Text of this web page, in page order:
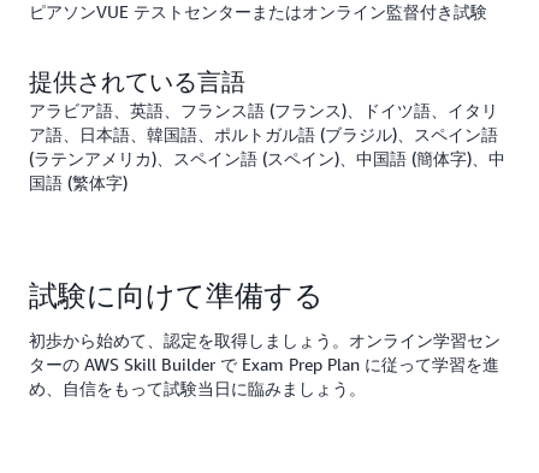
ピアソンVUE テストセンターまたはオンライン監督付き試験
提供されている言語
アラビア語、英語、フランス語 (フランス)、ドイツ語、イタリ
ア語、日本語、韓国語、ポルトガル語 (ブラジル)、スペイン語
(ラテンアメリカ)、スペイン語 (スペイン)、中国語 (簡体字)、中
国語 (繁体字)
試験に向けて準備する
初歩から始めて、認定を取得しましょう。オンライン学習セン
ターの AWS Skill Builder で Exam Prep Plan に従って学習を進
め、自信をもって試験当日に臨みましょう。